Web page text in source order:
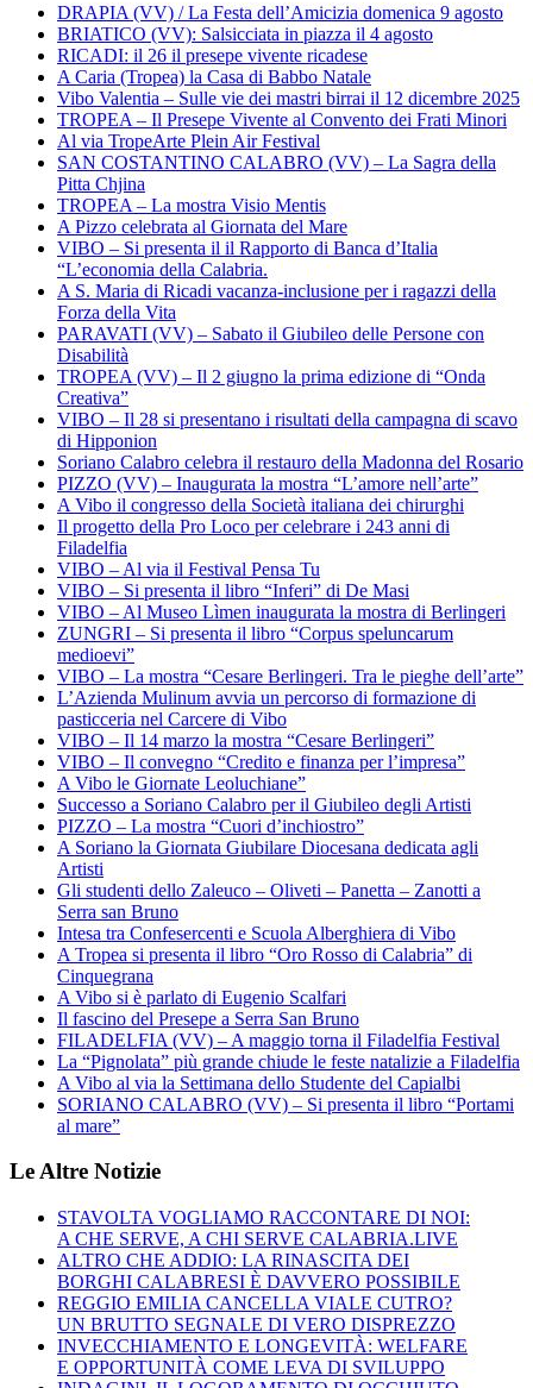
DRAPIA (VV) / La Festa dell’Amicizia domenica 9 agosto
BRIATICO (VV): Salsicciata in piazza il 4 agosto
RICADI: il 26 il presepe vivente ricadese
A Caria (Tropea) la Casa di Babbo Natale
Vibo Valentia – Sulle vie dei mastri birrai il 12 dicembre 2025
TROPEA – Il Presepe Vivente al Convento dei Frati Minori
Al via TropeArte Plein Air Festival
SAN COSTANTINO CALABRO (VV) – La Sagra della
Pitta Chjina
TROPEA – La mostra Visio Mentis
A Pizzo celebrata al Giornata del Mare
VIBO – Si presenta il il Rapporto di Banca d’Italia
“L’economia della Calabria.
A S. Maria di Ricadi vacanza-inclusione per i ragazzi della
Forza della Vita
PARAVATI (VV) – Sabato il Giubileo delle Persone con
Disabilità
TROPEA (VV) – Il 2 giugno la prima edizione di “Onda
Creativa”
VIBO – Il 28 si presentano i risultati della campagna di scavo
di Hipponion
Soriano Calabro celebra il restauro della Madonna del Rosario
PIZZO (VV) – Inaugurata la mostra “L’amore nell’arte”
A Vibo il congresso della Società italiana dei chirurghi
Il progetto della Pro Loco per celebrare i 243 anni di
Filadelfia
VIBO – Al via il Festival Pensa Tu
VIBO – Si presenta il libro “Inferi” di De Masi
VIBO – Al Museo Lìmen inaugurata la mostra di Berlingeri
ZUNGRI – Si presenta il libro “Corpus speluncarum
medioevi”
VIBO – La mostra “Cesare Berlingeri. Tra le pieghe dell’arte”
L’Azienda Mulinum avvia un percorso di formazione di
pasticceria nel Carcere di Vibo
VIBO – Il 14 marzo la mostra “Cesare Berlingeri”
VIBO – Il convegno “Credito e finanza per l’impresa”
A Vibo le Giornate Leoluchiane”
Successo a Soriano Calabro per il Giubileo degli Artisti
PIZZO – La mostra “Cuori d’inchiostro”
A Soriano la Giornata Giubilare Diocesana dedicata agli
Artisti
Gli studenti dello Zaleuco – Oliveti – Panetta – Zanotti a
Serra san Bruno
Intesa tra Confesercenti e Scuola Alberghiera di Vibo
A Tropea si presenta il libro “Oro Rosso di Calabria” di
Cinquegrana
A Vibo si è parlato di Eugenio Scalfari
Il fascino del Presepe a Serra San Bruno
FILADELFIA (VV) – A maggio torna il Filadelfia Festival
La “Pignolata” più grande chiude le feste natalizie a Filadelfia
A Vibo al via la Settimana dello Studente del Capialbi
SORIANO CALABRO (VV) – Si presenta il libro “Portami
al mare”
Le Altre Notizie
STAVOLTA VOGLIAMO RACCONTARE DI NOI:
A CHE SERVE, A CHI SERVE CALABRIA.LIVE
ALTRO CHE ADDIO: LA RINASCITA DEI
BORGHI CALABRESI È DAVVERO POSSIBILE
REGGIO EMILIA CANCELLA VIALE CUTRO?
UN BRUTTO SEGNALE DI VERO DISPREZZO
INVECCHIAMENTO E LONGEVITÀ: WELFARE
E OPPORTUNITÀ COME LEVA DI SVILUPPO